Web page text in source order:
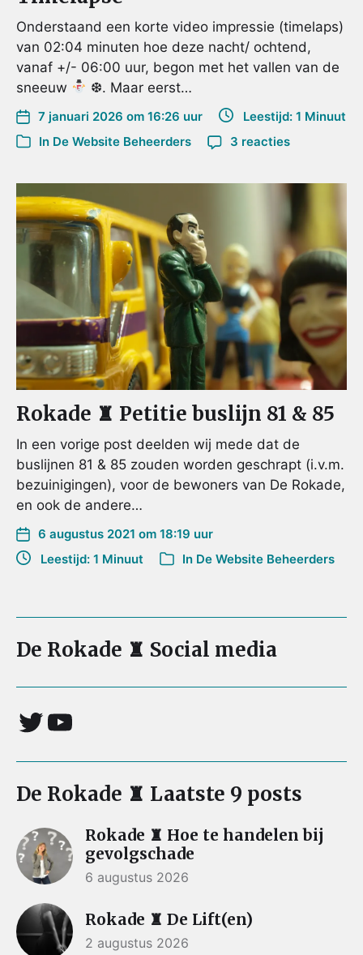
Onderstaand een korte video impressie (timelaps)
van 02:04 minuten hoe deze nacht/ ochtend,
vanaf +/- 06:00 uur, begon met het vallen van de
sneeuw
❆. Maar eerst…
7 januari 2026 om 16:26 uur
Leestijd: 1 Minuut
In De Website Beheerders 3 reacties
Rokade ♜ Petitie buslijn 81 & 85
In een vorige post deelden wij mede dat de
buslijnen 81 & 85 zouden worden geschrapt (i.v.m.
bezuinigingen), voor de bewoners van De Rokade,
en ook de andere…
6 augustus 2021 om 18:19 uur
Leestijd: 1 Minuut
In De Website Beheerders
De Rokade ♜ Social media
De Rokade ♜ Laatste 9 posts
Rokade ♜ Hoe te handelen bij
gevolgschade
6 augustus 2026
Rokade ♜ De Lift(en)
2 augustus 2026